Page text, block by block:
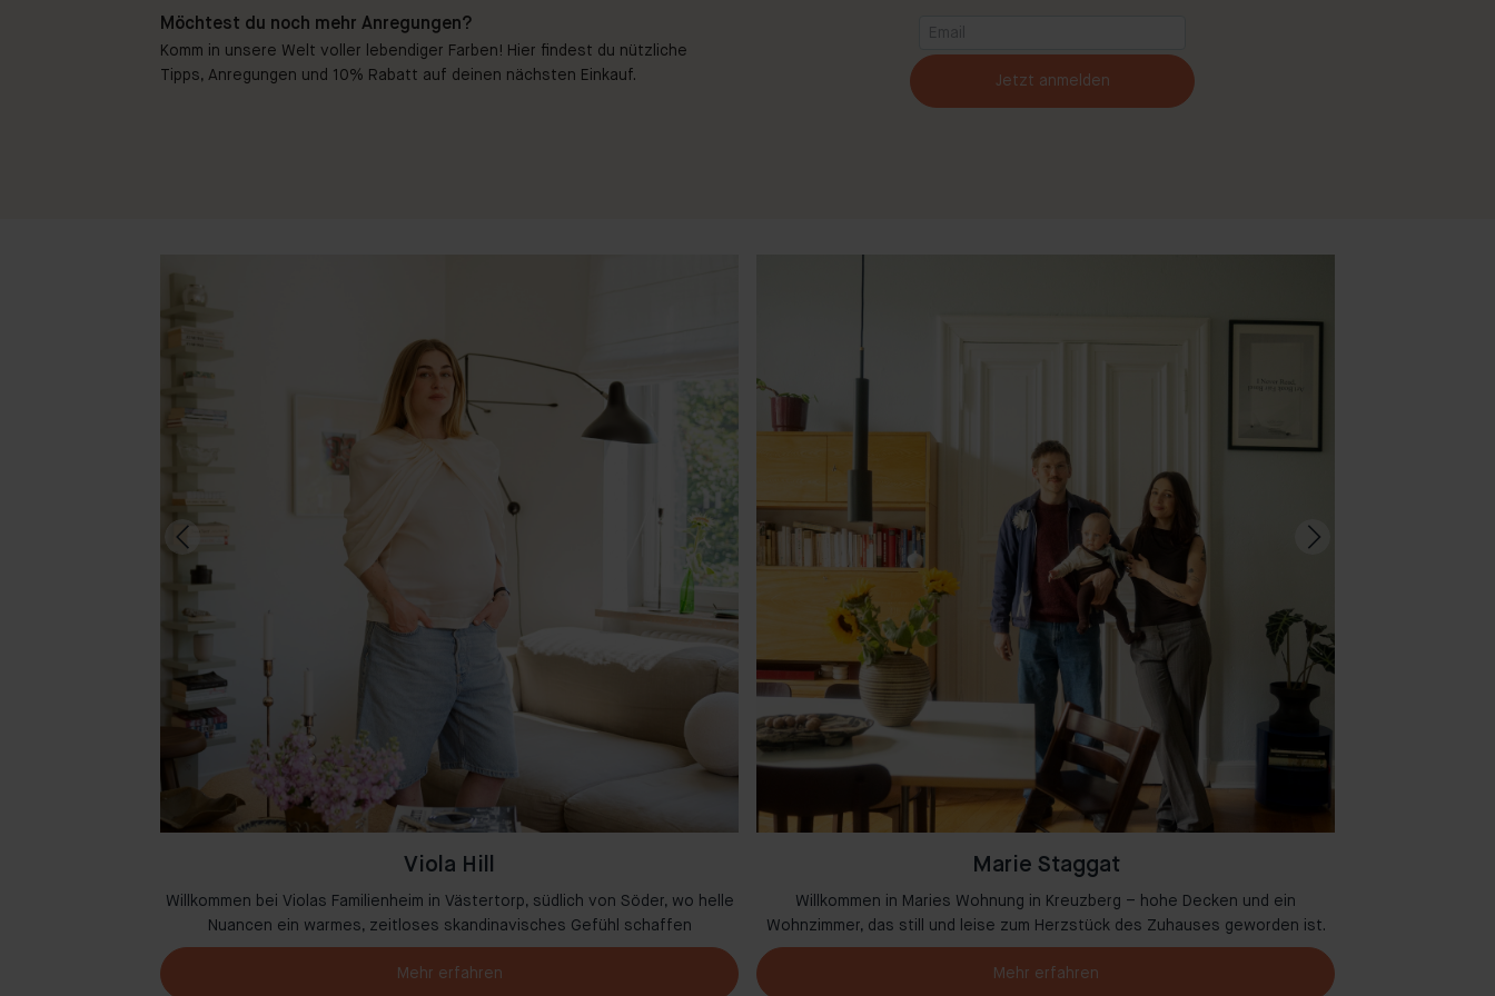
Möchtest du noch mehr Anregungen?
Komm in unsere Welt voller lebendiger Farben! Hier findest du nützliche
Tipps, Anregungen und 10% Rabatt auf deinen nächsten Einkauf.
Jetzt anmelden
Viola Hill
Willkommen bei Violas Familienheim in Västertorp, südlich von Söder, wo helle
Nuancen ein warmes, zeitloses skandinavisches Gefühl schaffen
Mehr erfahren
Marie Staggat
Willkommen in Maries Wohnung in Kreuzberg – hohe Decken und ein
Wohnzimmer, das still und leise zum Herzstück des Zuhauses geworden ist.
Mehr erfahren